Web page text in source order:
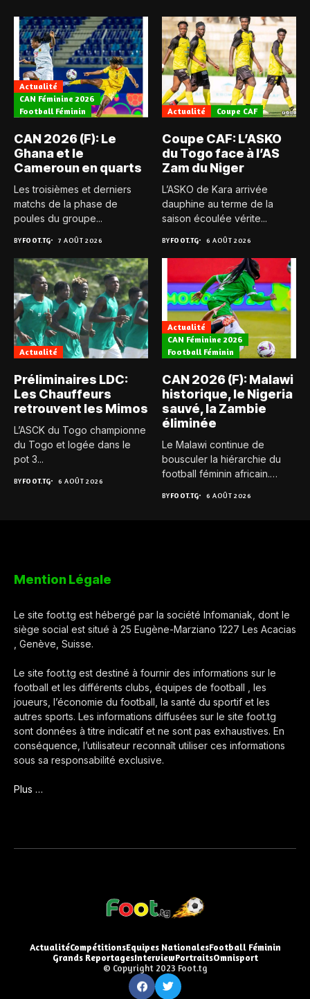
Actualité
CAN Féminine 2026
Football Féminin
CAN 2026 (F): Le
Ghana et le
Cameroun en quarts
Les troisièmes et derniers
matchs de la phase de
poules du groupe...
BYFOOT.TG 7 AOÛT 2026
Actualité Coupe CAF
Coupe CAF: L’ASKO
du Togo face à l’AS
Zam du Niger
L’ASKO de Kara arrivée
dauphine au terme de la
saison écoulée vérite...
BYFOOT.TG 6 AOÛT 2026
Actualité
Préliminaires LDC:
Les Chauffeurs
retrouvent les Mimos
L’ASCK du Togo championne
du Togo et logée dans le
pot 3...
BYFOOT.TG 6 AOÛT 2026
Actualité
CAN Féminine 2026
Football Féminin
CAN 2026 (F): Malawi
historique, le Nigeria
sauvé, la Zambie
éliminée
Le Malawi continue de
bousculer la hiérarchie du
football féminin africain.
BYFOOT.TG 6 AOÛT 2026
Mention Légale
Le site foot.tg est hébergé par la société Infomaniak, dont le
siège social est situé à 25 Eugène-Marziano 1227 Les Acacias
, Genève, Suisse.
Le site foot.tg est destiné à fournir des informations sur le
football et les différents clubs, équipes de football , les
joueurs, l’économie du football, la santé du sportif et les
autres sports. Les informations diffusées sur le site foot.tg
sont données à titre indicatif et ne sont pas exhaustives. En
conséquence, l’utilisateur reconnaît utiliser ces informations
sous sa responsabilité exclusive.
Plus …
ActualitéCompétitionsEquipes NationalesFootball Féminin
Grands ReportagesInterviewPortraitsOmnisport
© Copyright 2023 Foot.tg